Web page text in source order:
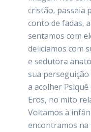
cristão, passeia
conto de fadas,
sentamos com
deliciamos com
e sedutora
sua
a acolher
Eros, no mito
Voltamos à
encontramos